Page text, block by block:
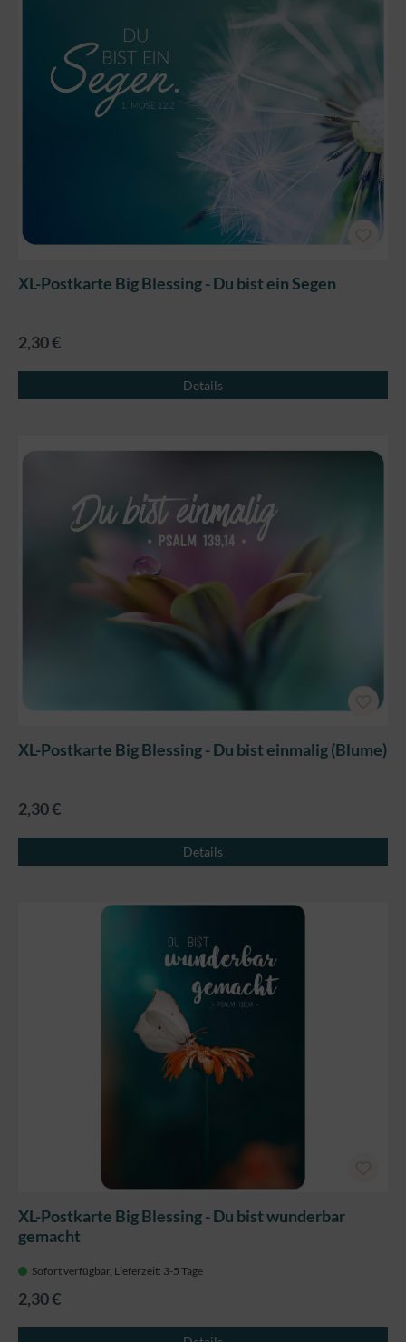
XL-Postkarte Big Blessing - Du bist ein Segen
2,30 €
Details
XL-Postkarte Big Blessing - Du bist einmalig (Blume)
2,30 €
Details
XL-Postkarte Big Blessing - Du bist wunderbar
gemacht
Sofort verfügbar, Lieferzeit: 3-5 Tage
2,30 €